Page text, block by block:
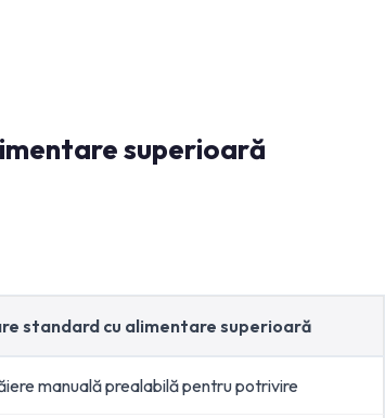
superioară
standard cu alimentare superioară
manuală prealabilă pentru potrivire